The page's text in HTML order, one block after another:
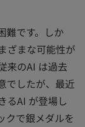
難です。しか
ざまな可能性が
来のAI は過去
でしたが、最近
るAI が登場し
クで銀メダルを